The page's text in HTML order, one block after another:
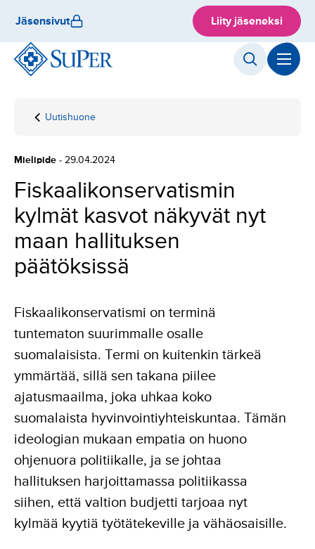
sisältöön
Jäsensivut Liity jäseneksi
Etusivu
Uutishuone
Fiskaalikonservatismin
päätöksissä
Mielipide - 29.04.2024
Fiskaalikonservatismin
kylmät kasvot näkyvät nyt
maan hallituksen
päätöksissä
Fiskaalikonservatismi on terminä
tuntematon suurimmalle osalle
suomalaisista. Termi on kuitenkin tärkeä
ymmärtää, sillä sen takana piilee
ajatusmaailma, joka uhkaa koko
suomalaista hyvinvointiyhteiskuntaa. Tämän
ideologian mukaan empatia on huono
ohjenuora politiikalle, ja se johtaa
hallituksen harjoittamassa politiikassa
siihen, että valtion budjetti tarjoaa nyt
kylmää kyytiä työtätekeville ja vähäosaisille.